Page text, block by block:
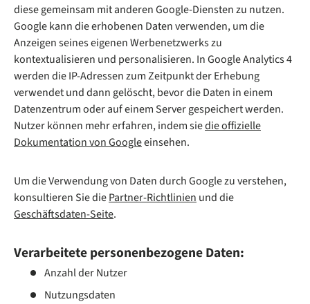
diese gemeinsam mit anderen Google-Diensten zu nutzen.
Google kann die erhobenen Daten verwenden, um die
Anzeigen seines eigenen Werbenetzwerks zu
kontextualisieren und personalisieren. In Google Analytics 4
werden die IP-Adressen zum Zeitpunkt der Erhebung
verwendet und dann gelöscht, bevor die Daten in einem
Datenzentrum oder auf einem Server gespeichert werden.
Nutzer können mehr erfahren, indem siedie offizielle
Dokumentation von Googleeinsehen.
Um die Verwendung von Daten durch Google zu verstehen,
konsultieren Sie diePartner-Richtlinienund die
Geschäftsdaten-Seite.
Verarbeitete personenbezogene Daten:
Anzahl der Nutzer
Nutzungsdaten